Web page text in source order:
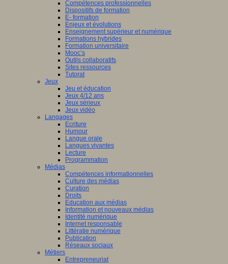
Compétences professionnelles
Dispositifs de formation
E- formation
Enjeux et évolutions
Enseignement supérieur et numérique
Formations hybrides
Formation universitaire
Mooc’s
Outils collaboratifs
Sites ressources
Tutorat
Jeux
Jeu et éducation
Jeux 4/12 ans
Jeux sérieux
Jeux vidéo
Langages
Ecriture
Humour
Langue orale
Langues vivantes
Lecture
Programmation
Médias
Compétences informationnelles
Culture des médias
Curation
Droits
Education aux médias
Information et nouveaux médias
Identité numérique
Internet responsable
Littératie numérique
Publication
Réseaux sociaux
Métiers
Entrepreneuriat